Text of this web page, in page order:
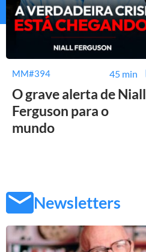
MM#394 45 min
O grave alerta de Niall
Ferguson para o
mundo
Newsletters